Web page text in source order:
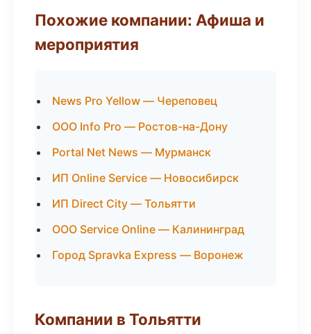
Похожие компании: Афиша и
мероприятия
News Pro Yellow — Череповец
ООО Info Pro — Ростов-на-Дону
Portal Net News — Мурманск
ИП Online Service — Новосибирск
ИП Direct City — Тольятти
ООО Service Online — Калининград
Город Spravka Express — Воронеж
Компании в Тольятти